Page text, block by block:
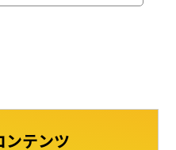
ンテンツ